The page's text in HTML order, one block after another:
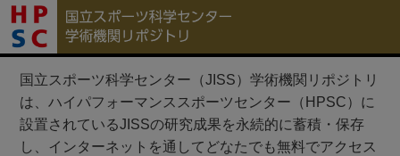
国立スポーツ科学センター（JISS）学術機関リポジトリ
は、ハイパフォーマンススポーツセンター（HPSC）に
設置されているJISSの研究成果を永続的に蓄積・保存
し、インターネットを通してどなたでも無料でアクセス